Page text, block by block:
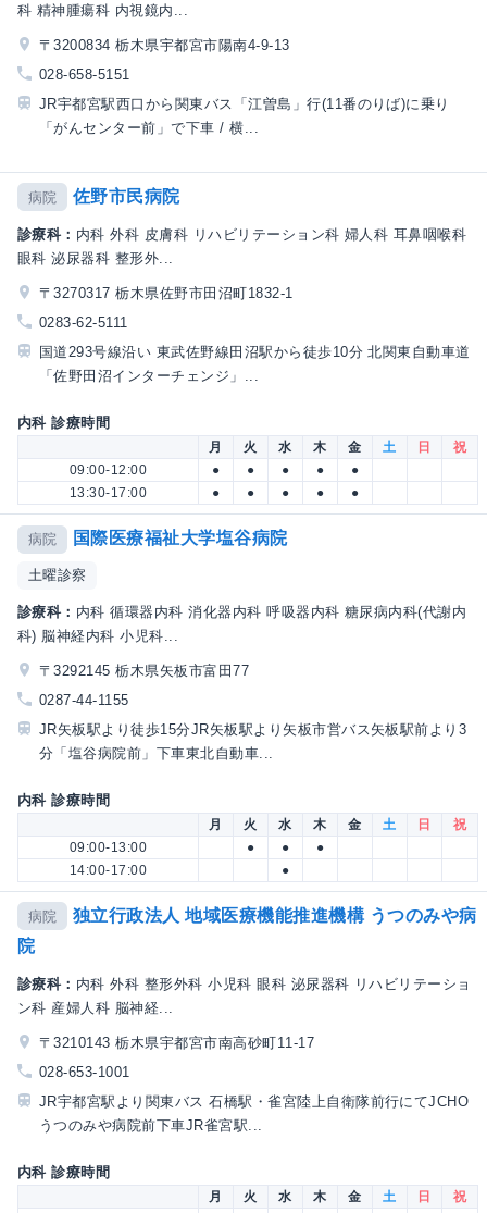
科 精神腫瘍科 内視鏡内...
〒3200834 栃木県宇都宮市陽南4-9-13
028-658-5151
JR宇都宮駅西口から関東バス「江曽島」行(11番のりば)に乗り
「がんセンター前」で下車 / 横...
病院 佐野市民病院
診療科： 内科 外科 皮膚科 リハビリテーション科 婦人科 耳鼻咽喉科
眼科 泌尿器科 整形外...
〒3270317 栃木県佐野市田沼町1832-1
0283-62-5111
国道293号線沿い 東武佐野線田沼駅から徒歩10分 北関東自動車道
「佐野田沼インターチェンジ」...
内科 診療時間
月 火 水 木 金 土 日
祝
09:00-12:00
● ● ● ●
●
13:30-17:00
● ● ● ● ●
病院 国際医療福祉大学塩谷病院
土曜診察
診療科： 内科 循環器内科 消化器内科 呼吸器内科 糖尿病内科(代謝内
科) 脳神経内科 小児科...
〒3292145 栃木県矢板市富田77
0287-44-1155
JR矢板駅より徒歩15分JR矢板駅より矢板市営バス矢板駅前より3
分「塩谷病院前」下車東北自動車...
内科 診療時間
月 火 水 木 金 土 日
祝
09:00-13:00
● ●
●
14:00-17:00
●
病院
独立行政法人 地域医療機能推進機構 うつのみや病
院
診療科： 内科 外科 整形外科 小児科 眼科 泌尿器科 リハビリテーショ
ン科 産婦人科 脳神経...
〒3210143 栃木県宇都宮市南高砂町11-17
028-653-1001
JR宇都宮駅より関東バス 石橋駅・雀宮陸上自衛隊前行にてJCHO
うつのみや病院前下車JR雀宮駅...
内科 診療時間
月 火 水 木 金 土 日
祝